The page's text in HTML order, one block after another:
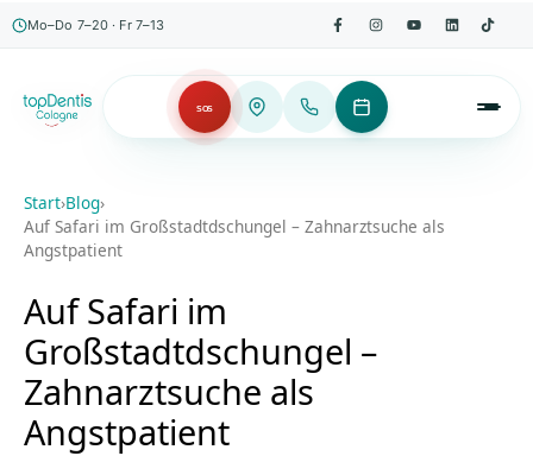
Mo–Do 7–20 · Fr 7–13
SOS
Start›Blog›
Auf Safari im Großstadtdschungel – Zahnarztsuche als
Angstpatient
Auf Safari im
Großstadtdschungel –
Zahnarztsuche als
Angstpatient